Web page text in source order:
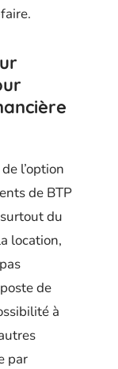
l’option
de BTP
du
location,
de
à
par